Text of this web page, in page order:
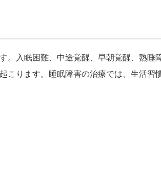
。入眠困難、中途覚醒、早朝覚醒、熟
ります。睡眠障害の治療では、生活習